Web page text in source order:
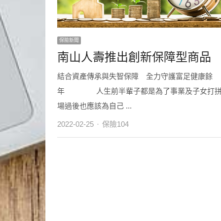
保險新聞
南山人壽推出創新保障型商品
結合資產傳承與失智保障 全力守護富足健康餘
年 人生前半輩子都是為了事業及子女打拼
場過後也應該為自己 ...
2022-02-25 Author
保險104